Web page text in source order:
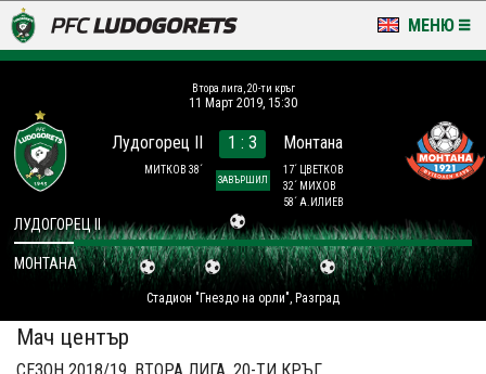
МЕНЮ
LUDOGORETS TV
НА ТЕРЕНА
СТАДИОН & БАЗИ
КЛУБ
ЗА ФЕНОВЕ
Втора лига, 20-ти кръг
11 Март 2019, 15:30
Лудогорец II
МИТКОВ 38´
1 : 3
ЗАВЪРШИЛ
Монтана
17´ ЦВЕТКОВ
32´ МИХОВ
58´ А.ИЛИЕВ
Стадион "Гнездо на орли", Разград
ЛУДОГОРЕЦ II
МОНТАНА
Мач център